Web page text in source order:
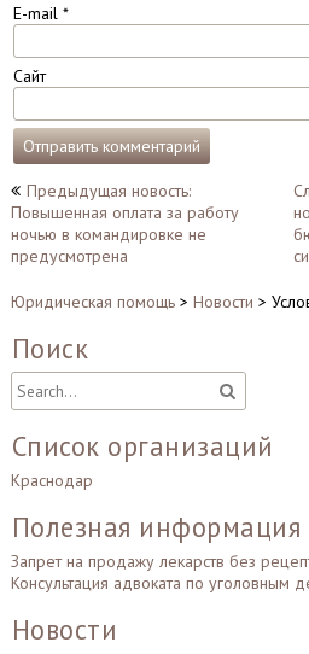
E-mail *
Сайт
Навигация
по
записям
Предыдущая новость:
Повышенная оплата за работу
ночью в командировке не
предусмотрена
Юридическая помощь> Новости >
Поиск
Список организаций
Краснодар
Полезная информация
Запрет на продажу лекарств без
Консультация адвоката по уголовным
Новости